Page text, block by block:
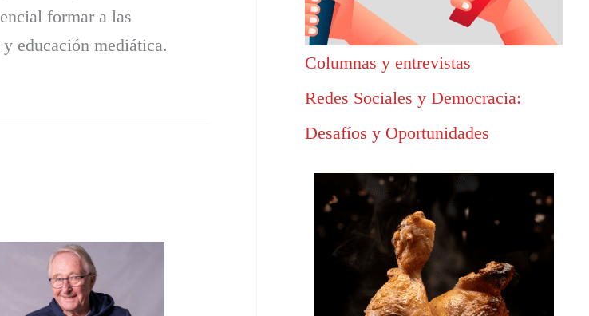
formar a las
educación mediática.
Columnas y entrevistas
Redes Sociales y Democracia:
Desafíos y Oportunidades